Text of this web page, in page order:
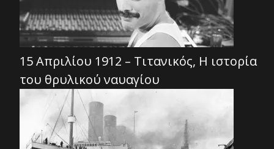
15 Απριλίου 1912 – Τιτανικός, Η ιστορία
του θρυλικού ναυαγίου